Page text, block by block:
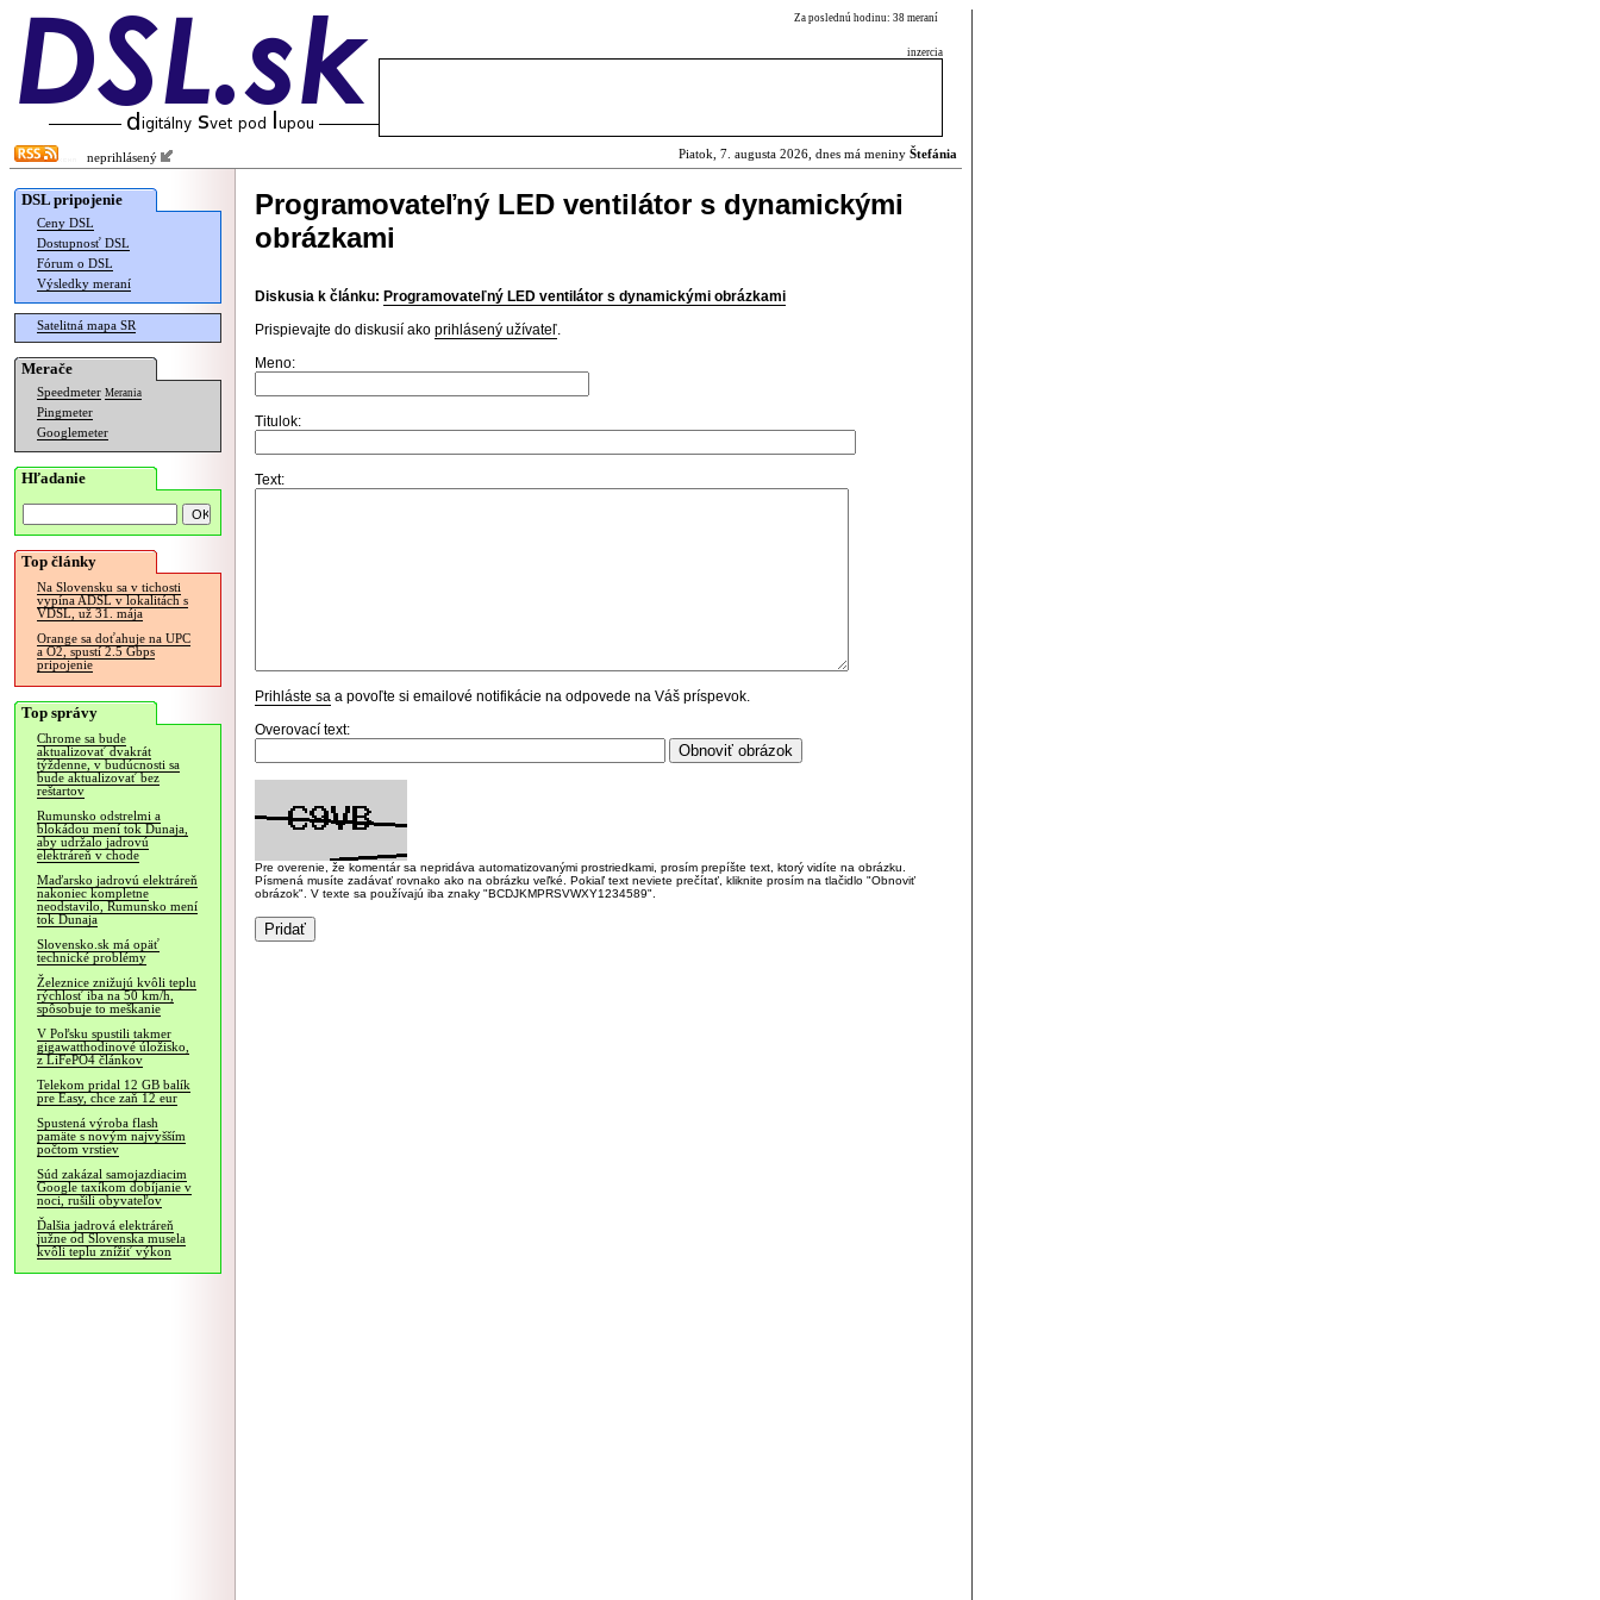
Za poslednú hodinu: 38 meraní
inzercia
neprihlásený Piatok, 7. augusta 2026, dnes má meniny Štefánia
DSL pripojenie
Ceny DSL
Dostupnosť DSL
Fórum o DSL
Výsledky meraní
Satelitná mapa SR
Merače
Speedmeter Merania
Pingmeter
Googlemeter
Hľadanie
Top články
Na Slovensku sa v tichosti
vypína ADSL v lokalitách s
VDSL, už 31. mája
Orange sa doťahuje na UPC
a O2, spustí 2.5 Gbps
pripojenie
Top správy
Chrome sa bude
aktualizovať dvakrát
týždenne, v budúcnosti sa
bude aktualizovať bez
reštartov
Rumunsko odstrelmi a
blokádou mení tok Dunaja,
aby udržalo jadrovú
elektráreň v chode
Maďarsko jadrovú elektráreň
nakoniec kompletne
neodstavilo, Rumunsko mení
tok Dunaja
Slovensko.sk má opäť
technické problémy
Železnice znižujú kvôli teplu
rýchlosť iba na 50 km/h,
spôsobuje to meškanie
V Poľsku spustili takmer
gigawatthodinové úložisko,
z LiFePO4 článkov
Telekom pridal 12 GB balík
pre Easy, chce zaň 12 eur
Spustená výroba flash
pamäte s novým najvyšším
počtom vrstiev
Súd zakázal samojazdiacim
Google taxíkom dobíjanie v
noci, rušili obyvateľov
Ďalšia jadrová elektráreň
južne od Slovenska musela
kvôli teplu znížiť výkon
Programovateľný LED ventilátor s dynamickými
obrázkami
Diskusia k článku: Programovateľný LED ventilátor s dynamickými obrázkami
Prispievajte do diskusií ako prihlásený užívateľ.
Meno:
Titulok:
Text:
Prihláste sa a povoľte si emailové notifikácie na odpovede na Váš príspevok.
Overovací text:
Pre overenie, že komentár sa nepridáva automatizovanými prostriedkami, prosím prepíšte text, ktorý vidíte na obrázku.
Písmená musíte zadávať rovnako ako na obrázku veľké. Pokiaľ text neviete prečítať, kliknite prosím na tlačidlo "Obnoviť
obrázok". V texte sa používajú iba znaky "BCDJKMPRSVWXY1234589".